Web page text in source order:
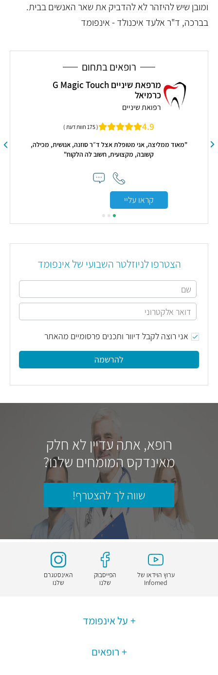
ומובן שיש להיזהר לא להדביק את שאר האנשים בבית.
בברכה, ד"ר אלעד איכנולד - אינפומד
רופאים בתחום
מרפאת שיניים G Magic Touch
כרמיאל
רפואת שיניים
4.9 ( 175 חוות דעת )
"מאוד ממליצה, אני מטופלת אצל ד״ר סוזנה, אנושית, מכילה,
קשובה, מקצועית, חשוב לה הלקוח"
קראו עליי
הצטרפו לניוזלטר השבועי של אינפומד
אני רוצה לקבל דיוור ותכנים פרסומיים מהאתר
להרשמה
רופא, אתה עדיין לא חלק
מאינדקס המומחים שלנו?
שווה לך להצטרף!
ערוץ הוידאו של
Infomed
הפייסבוק
שלנו
האינסטגרם
שלנו
על אינפומד
רופאים